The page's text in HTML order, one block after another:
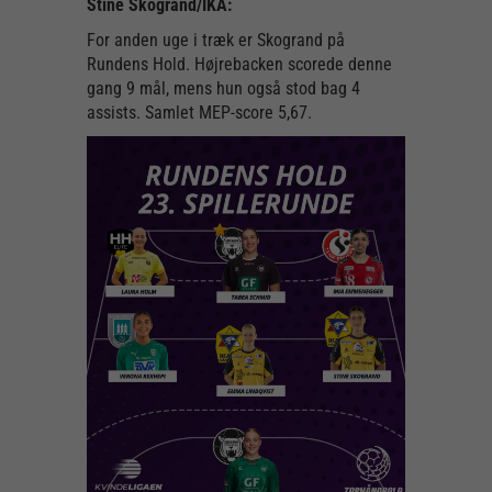
Stine Skogrand/IKA:
For anden uge i træk er Skogrand på
Rundens Hold. Højrebacken scorede denne
gang 9 mål, mens hun også stod bag 4
assists. Samlet MEP-score 5,67.